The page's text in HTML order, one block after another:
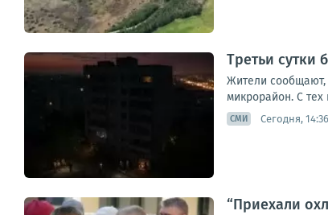
Третьи сутки
Жители сообщают,
микрорайон. С тех
СМИ Сегодня, 14:36
“Приехали